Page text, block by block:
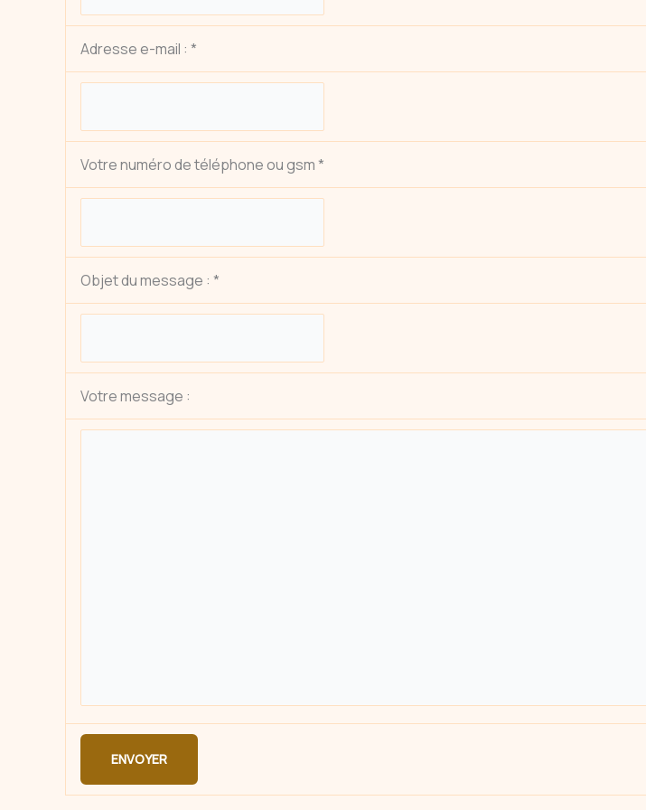
Adresse e-mail : *
Votre numéro de téléphone ou gsm *
Objet du message : *
Votre message :